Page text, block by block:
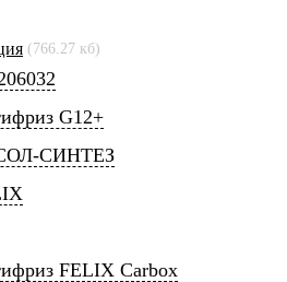
(766.27 кб)
G12+
СИНТЕЗ
FELIX Carbox